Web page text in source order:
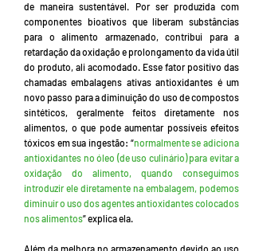
de maneira sustentável. Por ser produzida com
componentes bioativos que liberam substâncias
para o alimento armazenado, contribui para a
retardação da oxidação e prolongamento da vida útil
do produto, ali acomodado. Esse fator positivo das
chamadas embalagens ativas antioxidantes é um
novo passo para a diminuição do uso de compostos
sintéticos, geralmente feitos diretamente nos
alimentos, o que pode aumentar possíveis efeitos
tóxicos em sua ingestão: “normalmente se adiciona
antioxidantes no óleo (de uso culinário) para evitar a
oxidação do alimento, quando conseguimos
introduzir ele diretamente na embalagem, podemos
diminuir o uso dos agentes antioxidantes colocados
nos alimentos” explica ela.
Além da melhora no armazenamento devido ao uso